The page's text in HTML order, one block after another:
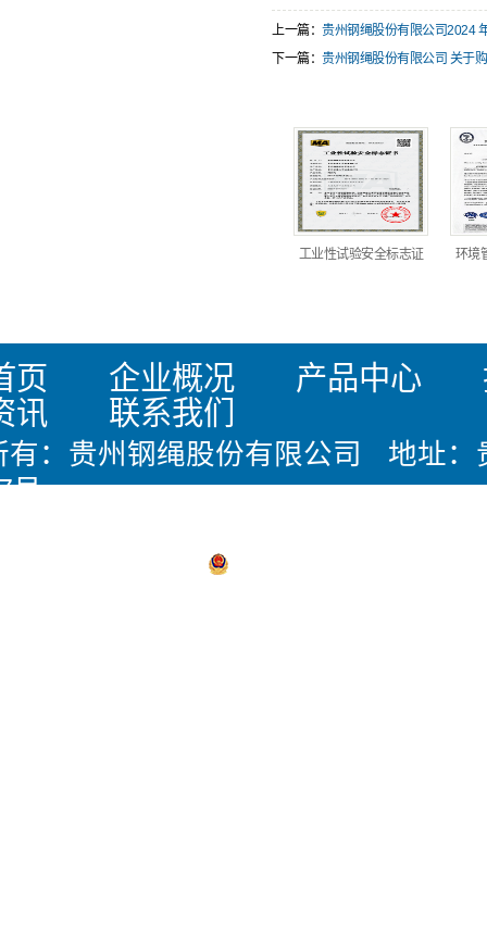
上一篇： 贵州钢绳股份有限公司2024
下一篇： 贵州钢绳股份有限公司 关于
工业性试验安全标志证 环境
页 企业概况 产品中心
讯
联系我们
有：贵州钢绳股份有限公司 地址：
号